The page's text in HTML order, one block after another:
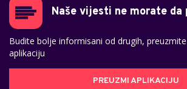
Naše vijesti ne morate da
Budite bolje informisani od drugih,
aplikaciju
PREUZMI APLIKACIJU